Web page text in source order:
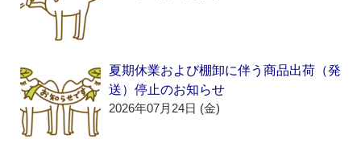
夏期休業および棚卸に伴う商品出荷（発
送）停止のお知らせ
2026年07月24日 (金)